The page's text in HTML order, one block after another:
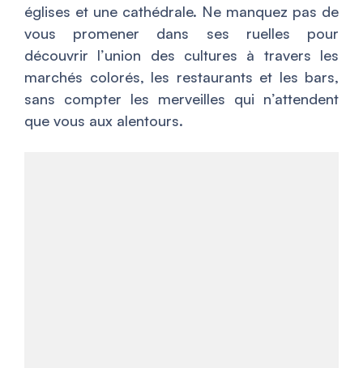
églises et une cathédrale. Ne manquez pas de
vous promener dans ses ruelles pour
découvrir l’union des cultures à travers les
marchés colorés, les restaurants et les bars,
sans compter les merveilles qui n’attendent
que vous aux alentours.